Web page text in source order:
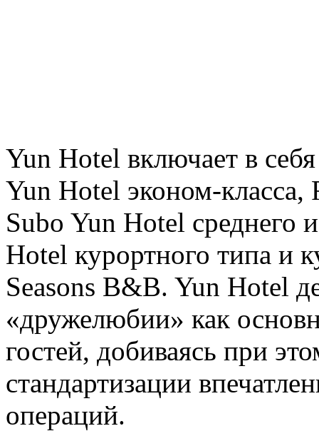
Yun Hotel включает в
Yun Hotel эконом-класса,
Subo Yun Hotel среднего
Hotel курортного типа и
Seasons B&B. Yun Hotel
«дружелюбии» как
гостей, добиваясь при
стандартизации
операций.